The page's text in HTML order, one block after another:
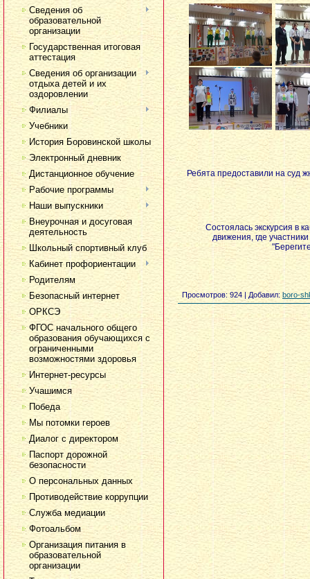
Сведения об
образовательной
организации
Государственная итоговая
аттестация
Сведения об организации
отдыха детей и их
оздоровлении
Филиалы
Учебники
История Боровинской школы
Электронный дневник
Дистанционное обучение
Рабочие программы
Наши выпускники
Внеурочная и досуговая
деятельность
Школьный спортивный клуб
Кабинет профориентации
Родителям
Безопасный интернет
ОРКСЭ
ФГОС начального общего
образования обучающихся с
ограниченными
возможностями здоровья
Интернет-ресурсы
Учашимся
Победа
Мы потомки героев
Диалог с директором
Паспорт дорожной
безопасности
О персональных данных
Противодействие коррупции
Служба медиации
Фотоальбом
Организация питания в
образовательной
организации
Ребята предоставили на суд
Состоялась экскурсия в
движения, где
Просмотров: 924 | Добавил: boro-